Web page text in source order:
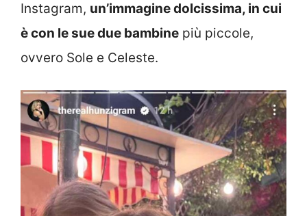
Instagram, un’immagine dolcissima, in cui
è con le sue due bambine più piccole,
ovvero Sole e Celeste.